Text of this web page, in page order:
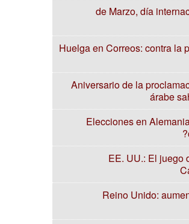
8 de Marzo, día
¡Huelga en Correos: contra la
Aniversario de la
árabe
Elecciones en
EE. UU.: El juego
Reino Unido: